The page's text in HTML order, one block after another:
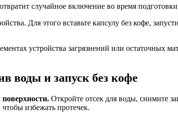
случайное включение во время
Для этого вставьте капсулу без кофе,
устройства загрязнений или остаточных
воды и запуск без кофе
поверхности. Откройте отсек для воды, снимите
избежать протечек.